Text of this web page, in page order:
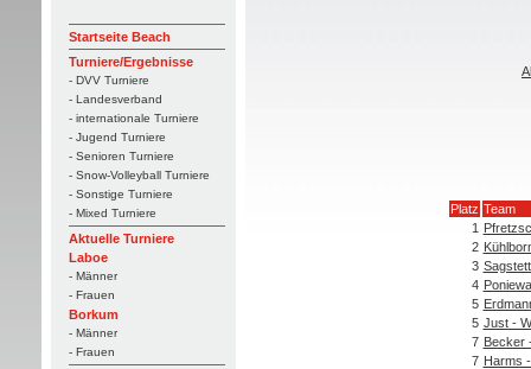
Startseite Beach
Turniere/Ergebnisse
- DVV Turniere
- Landesverband
- internationale Turniere
- Jugend Turniere
- Senioren Turniere
- Snow-Volleyball Turniere
- Sonstige Turniere
- Mixed Turniere
Aktuelle Turniere
Laboe
- Männer
- Frauen
Borkum
- Männer
- Frauen
Platz Team
1
2
3
4
5
5 Just -
7 Becker
7 Harms